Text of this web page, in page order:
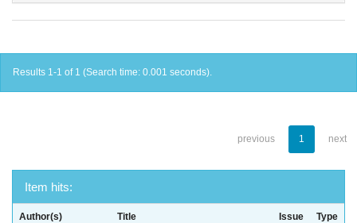
Results 1-1 of 1 (Search time: 0.001 seconds).
previous 1 next
Item hits:
Author(s) Title
Issue
Type